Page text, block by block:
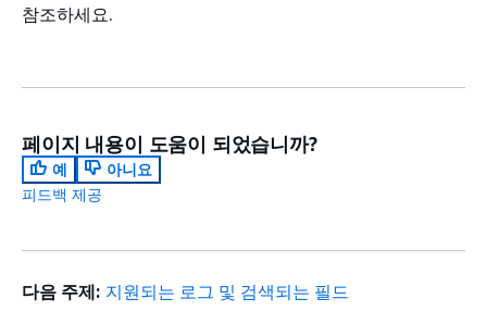
참조하세요.
페이지 내용이 도움이 되었습니까?
예
아니요
피드백 제공
다음 주제: 지원되는 로그 및 검색되는 필드